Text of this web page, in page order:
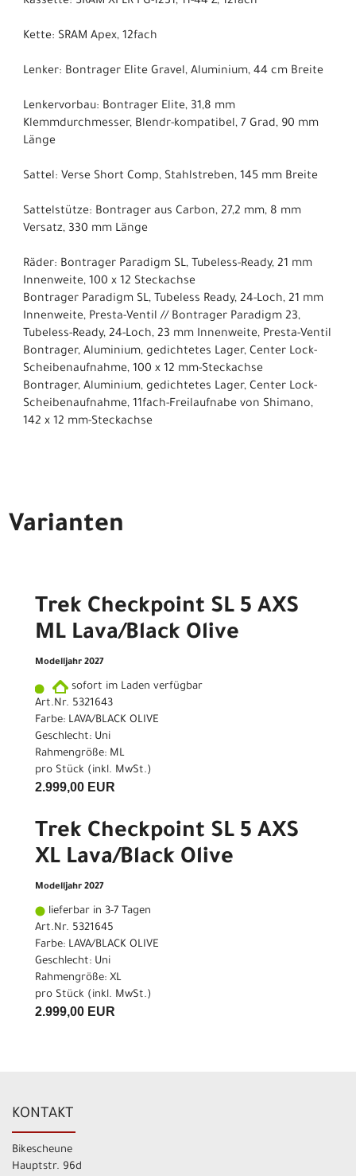
Kette: SRAM Apex, 12fach
Lenker: Bontrager Elite Gravel, Aluminium, 44 cm Breite
Lenkervorbau: Bontrager Elite, 31,8 mm
Klemmdurchmesser, Blendr-kompatibel, 7 Grad, 90 mm
Länge
Sattel: Verse Short Comp, Stahlstreben, 145 mm Breite
Sattelstütze: Bontrager aus Carbon, 27,2 mm, 8 mm
Versatz, 330 mm Länge
Räder: Bontrager Paradigm SL, Tubeless-Ready, 21 mm
Innenweite, 100 x 12 Steckachse
Bontrager Paradigm SL, Tubeless Ready, 24-Loch, 21 mm
Innenweite, Presta-Ventil // Bontrager Paradigm 23,
Tubeless-Ready, 24-Loch, 23 mm Innenweite, Presta-Ventil
Bontrager, Aluminium, gedichtetes Lager, Center Lock-
Scheibenaufnahme, 100 x 12 mm-Steckachse
Bontrager, Aluminium, gedichtetes Lager, Center Lock-
Scheibenaufnahme, 11fach-Freilaufnabe von Shimano,
142 x 12 mm-Steckachse
Varianten
Trek Checkpoint SL 5 AXS
ML Lava/Black Olive
Modelljahr 2027
sofort im Laden verfügbar
Art.Nr. 5321643
Farbe: LAVA/BLACK OLIVE
Geschlecht: Uni
Rahmengröße: ML
pro Stück (inkl. MwSt.)
2.999,00 EUR
Trek Checkpoint SL 5 AXS
XL Lava/Black Olive
Modelljahr 2027
lieferbar in 3-7 Tagen
Art.Nr. 5321645
Farbe: LAVA/BLACK OLIVE
Geschlecht: Uni
Rahmengröße: XL
pro Stück (inkl. MwSt.)
2.999,00 EUR
KONTAKT
Bikescheune
Hauptstr. 96d